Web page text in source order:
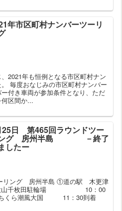
年市区町村ナンバーツーリ
2021年も恒例となる市区町村ナン
毎度おなじみの市区町村ナンバー
付き車両が参加条件となり、ただ
区間か...
25日 第465回ラウンドツー
ング 房州半島 －終了
したー
リング 房州半島 ①道の駅 木更津
②大山千枚田駐輪場 10：00
くら潮風大国 11：30到着